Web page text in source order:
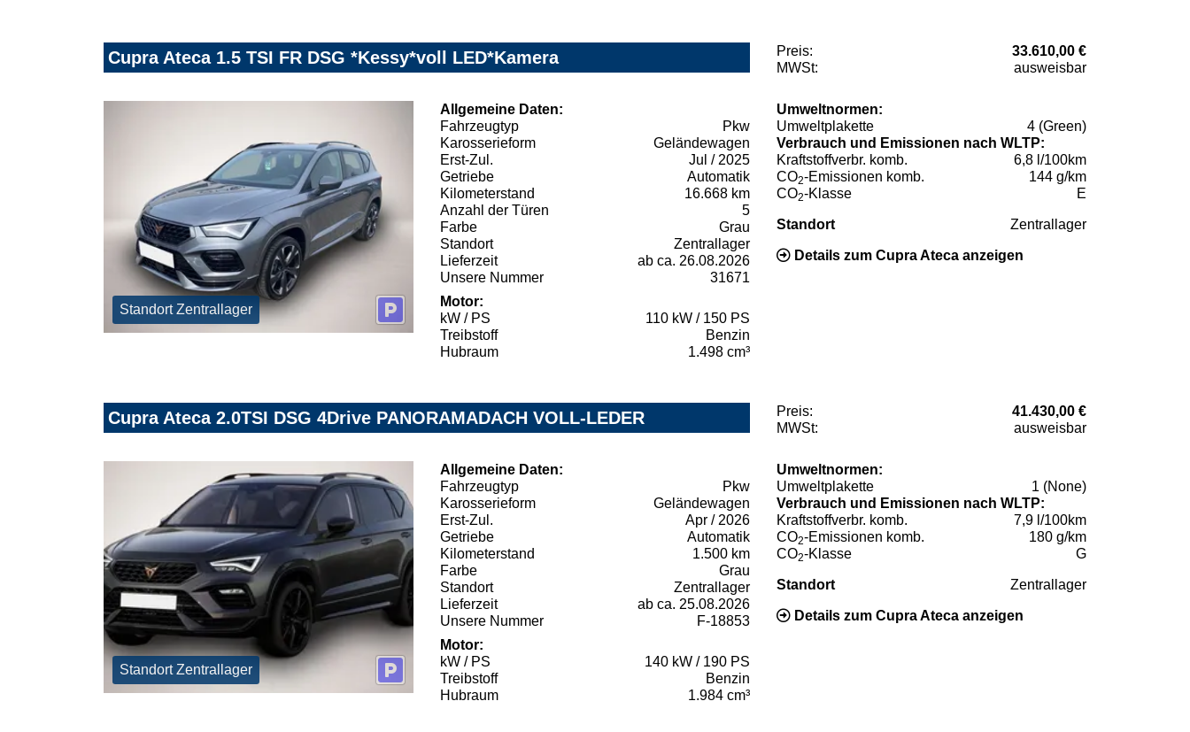
Cupra Ateca 1.5 TSI FR DSG *Kessy*voll LED*Kamera Preis:
33.610,00 €
MWSt:
ausweisbar
Standort Zentrallager
Allgemeine Daten:
Fahrzeugtyp
Pkw
Karosserieform
Geländewagen
Erst-Zul.
Jul / 2025
Getriebe
Automatik
Kilometerstand
16.668 km
Anzahl der Türen
5
Farbe
Grau
Standort
Zentrallager
Lieferzeit
ab ca. 26.08.2026
Unsere Nummer
31671
Motor:
kW / PS
110 kW / 150 PS
Treibstoff
Benzin
Hubraum
1.498 cm³
Umweltnormen:
Umweltplakette
4 (Green)
Verbrauch und Emissionen nach WLTP:
Kraftstoffverbr. komb.
6,8 l/100km
CO2-Emissionen komb.
144 g/km
CO2-Klasse E
Standort Zentrallager
Details zum Cupra Ateca anzeigen
Cupra Ateca 2.0TSI DSG 4Drive PANORAMADACH VOLL-LEDER Preis:
41.430,00 €
MWSt:
ausweisbar
Standort Zentrallager
Allgemeine Daten:
Fahrzeugtyp
Pkw
Karosserieform
Geländewagen
Erst-Zul.
Apr / 2026
Getriebe
Automatik
Kilometerstand
1.500 km
Farbe
Grau
Standort
Zentrallager
Lieferzeit
ab ca. 25.08.2026
Unsere Nummer
F-18853
Motor:
kW / PS
140 kW / 190 PS
Treibstoff
Benzin
Hubraum
1.984 cm³
Umweltnormen:
Umweltplakette
1 (None)
Verbrauch und Emissionen nach WLTP:
Kraftstoffverbr. komb.
7,9 l/100km
CO2-Emissionen komb.
180 g/km
CO2-Klasse G
Standort Zentrallager
Details zum Cupra Ateca anzeigen